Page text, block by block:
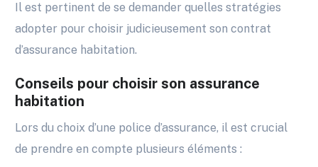
Il est pertinent de se demander quelles stratégies
adopter pour choisir judicieusement son contrat
d’assurance habitation.
Conseils pour choisir son assurance
habitation
Lors du choix d’une police d’assurance, il est crucial
de prendre en compte plusieurs éléments :